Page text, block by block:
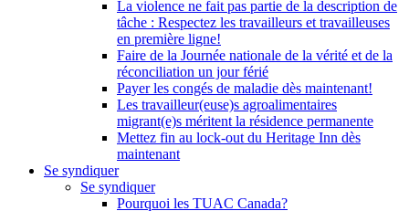
La violence ne fait pas partie de la description de
tâche : Respectez les travailleurs et travailleuses
en première ligne!
Faire de la Journée nationale de la vérité et de la
réconciliation un jour férié
Payer les congés de maladie dès maintenant!
Les travailleur(euse)s agroalimentaires
migrant(e)s méritent la résidence permanente
Mettez fin au lock-out du Heritage Inn dès
maintenant
Se syndiquer
Se syndiquer
Pourquoi les TUAC Canada?